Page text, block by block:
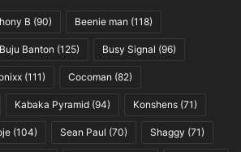
B (90) Beenie man (118)
Buju Banton (125) Busy Signal (96)
(111) Cocoman (82)
Kabaka Pyramid (94) Konshens (71)
(104) Sean Paul (70) Shaggy (71)